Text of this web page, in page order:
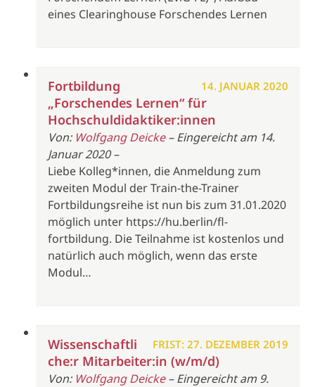
eines Clearinghouse Forschendes Lernen
14. JANUAR 2020
Fortbildung
„Forschendes Lernen“ für
Hochschuldidaktiker:innen
Von: Wolfgang Deicke– Eingereicht am 14.
Januar 2020 –
Liebe Kolleg*innen, die Anmeldung zum
zweiten Modul der Train-the-Trainer
Fortbildungsreihe ist nun bis zum 31.01.2020
möglich unter https://hu.berlin/fl-
fortbildung. Die Teilnahme ist kostenlos und
natürlich auch möglich, wenn das erste
Modul…
FRIST: 27. DEZEMBER 2019
Wissenschaftli
che:r Mitarbeiter:in (w/m/d)
Von: Wolfgang Deicke– Eingereicht am 9.